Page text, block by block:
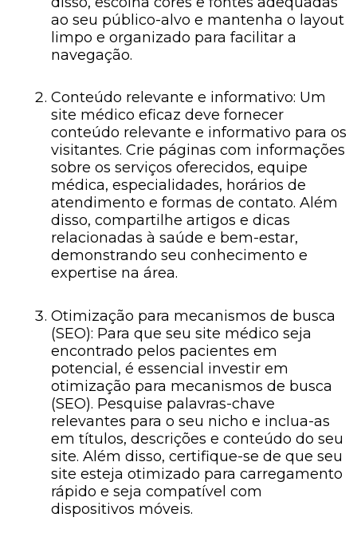
ao seu público-alvo e mantenha o layout
limpo e organizado para facilitar a
navegação.
Conteúdo relevante e informativo: Um
site médico eficaz deve fornecer
conteúdo relevante e informativo para os
visitantes. Crie páginas com informações
sobre os serviços oferecidos, equipe
médica, especialidades, horários de
atendimento e formas de contato. Além
disso, compartilhe artigos e dicas
relacionadas à saúde e bem-estar,
demonstrando seu conhecimento e
expertise na área.
Otimização para mecanismos de busca
(SEO): Para que seu site médico seja
encontrado pelos pacientes em
potencial, é essencial investir em
otimização para mecanismos de busca
(SEO). Pesquise palavras-chave
relevantes para o seu nicho e inclua-as
em títulos, descrições e conteúdo do seu
site. Além disso, certifique-se de que seu
site esteja otimizado para carregamento
rápido e seja compatível com
dispositivos móveis.